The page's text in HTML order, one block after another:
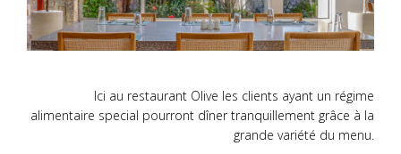
Ici au restaurant Olive les clients ayant un régime
alimentaire special pourront dîner tranquillement grâce à la
grande variété du menu.